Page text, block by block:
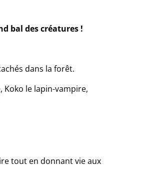
bal des créatures !
dans la forêt.
Koko le lapin-vampire,
tout en donnant vie aux